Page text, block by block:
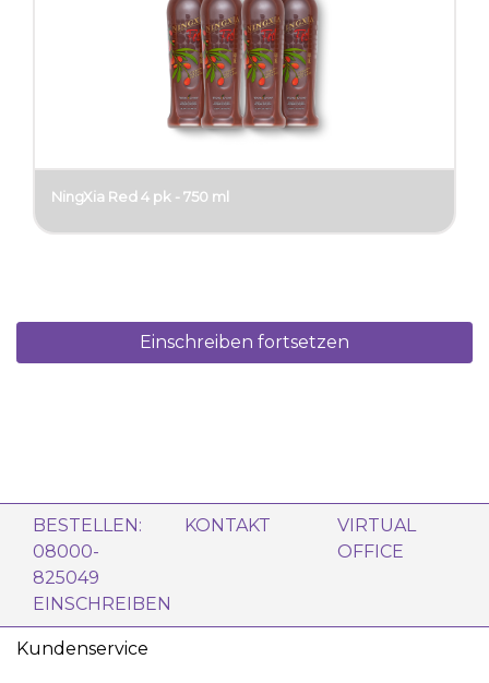
NingXia Red 4 pk - 750 ml
Einschreiben fortsetzen
BESTELLEN:
08000-
825049
KONTAKT
VIRTUAL
OFFICE
EINSCHREIBEN
Kundenservice